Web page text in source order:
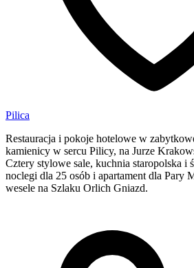
Pilica
Restauracja i pokoje hotelowe w
kamienicy w sercu Pilicy, na Jurze
Cztery stylowe sale, kuchnia staropolska i
noclegi dla 25 osób i apartament dla Pary
wesele na Szlaku Orlich Gniazd.